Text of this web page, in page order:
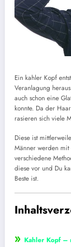
Ein kahler Kopf
Veranlagung
auch schon eine
konnte. Da der
rasieren sich viele
Diese ist
Männer werden
verschiedene
diese vor und Du
Beste ist.
» Kahler Kopf –